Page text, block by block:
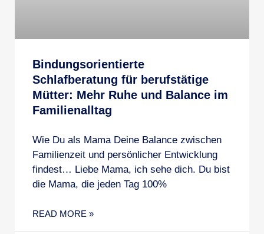
Bindungsorientierte
Schlafberatung für berufstätige
Mütter: Mehr Ruhe und Balance im
Familienalltag
Wie Du als Mama Deine Balance zwischen
Familienzeit und persönlicher Entwicklung
findest… Liebe Mama, ich sehe dich. Du bist
die Mama, die jeden Tag 100%
READ MORE »